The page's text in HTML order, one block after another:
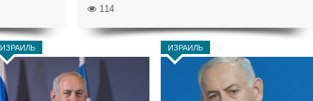
114
ИЗРАИЛЬ ИЗРАИЛЬ